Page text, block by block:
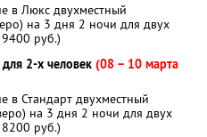
в Люкс двухместный
на 3 дня 2 ночи для двух
руб.)
2-х человек (08 – 10 марта
в Стандарт двухместный
на 3 дня 2 ночи для двух
руб.)